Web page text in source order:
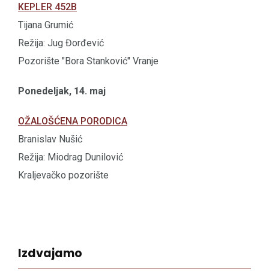
KEPLER 452B
Tijana Grumić
Režija: Jug Đorđević
Pozorište "Bora Stanković" Vranje
Ponedeljak, 14. maj
OŽALOŠĆENA PORODICA
Branislav Nušić
Režija: Miodrag Dunilović
Kraljevačko pozorište
Izdvajamo